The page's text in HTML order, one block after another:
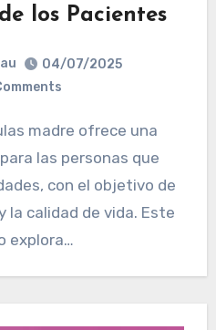
los Pacientes
04/07/2025
las personas que
con el objetivo de
la calidad de vida. Este
explora…